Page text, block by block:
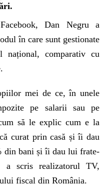
Dan Negru a
în care sunt gestionate
comparativ cu
mei de ce, în unele
pe salarii sau pe
să le explic cum e la
curat prin casă și îi dau
din bani și îi dau lui frate-
a scris realizatorul TV,
fiscal din România.